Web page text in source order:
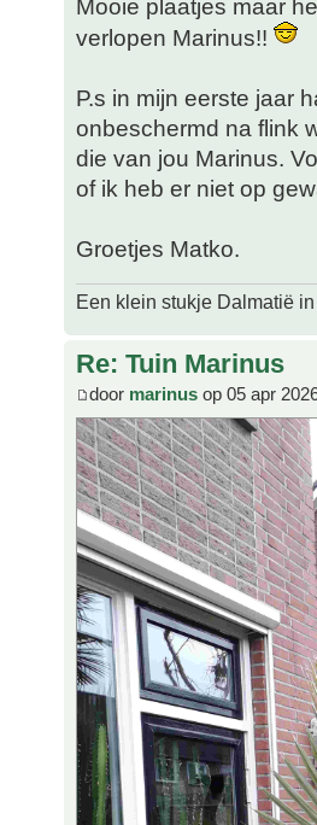
Mooie plaatjes maar
verlopen Marinus!!
P.s in mijn eerste jaar
onbeschermd na flink
die van jou Marinus.
of ik heb er niet op
Groetjes Matko.
Een klein stukje Dalmatië
Re: Tuin Marinus
door marinus op 05 apr